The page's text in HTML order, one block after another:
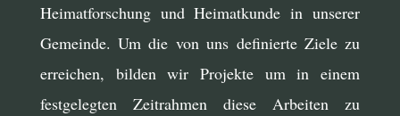
Heimatforschung und Heimatkunde in unserer
Gemeinde. Um die von uns definierte Ziele zu
erreichen, bilden wir Projekte um in einem
festgelegten Zeitrahmen diese Arbeiten zu